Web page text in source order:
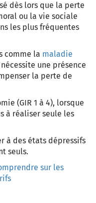
dès lors que la perte
ou la vie sociale
les plus fréquentes
comme la maladie
une présence
la perte de
(GIR 1 à 4), lorsque
à réaliser seule les
à des états dépressifs
seuls.
sur les